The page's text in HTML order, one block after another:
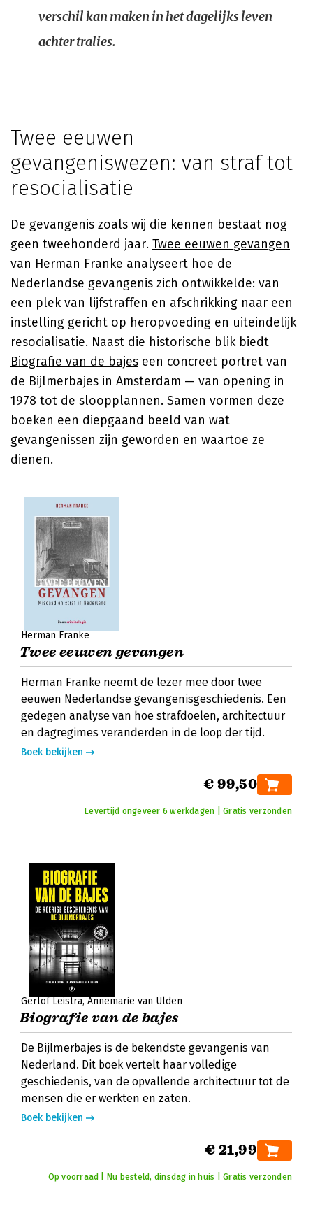
verschil kan maken in het dagelijks leven
achter tralies.
Twee eeuwen
gevangeniswezen: van straf tot
resocialisatie
De gevangenis zoals wij die kennen bestaat nog
geen tweehonderd jaar. Twee eeuwen gevangen
van Herman Franke analyseert hoe de
Nederlandse gevangenis zich ontwikkelde: van
een plek van lijfstraffen en afschrikking naar een
instelling gericht op heropvoeding en uiteindelijk
resocialisatie. Naast die historische blik biedt
Biografie van de bajes een concreet portret van
de Bijlmerbajes in Amsterdam — van opening in
1978 tot de sloopplannen. Samen vormen deze
boeken een diepgaand beeld van wat
gevangenissen zijn geworden en waartoe ze
dienen.
Herman Franke
Twee eeuwen gevangen
Herman Franke neemt de lezer mee door twee
eeuwen Nederlandse gevangenisgeschiedenis. Een
gedegen analyse van hoe strafdoelen, architectuur
en dagregimes veranderden in de loop der tijd.
Boek bekijken
€ 99,50
Levertijd ongeveer 6 werkdagen | Gratis verzonden
Gerlof Leistra Annemarie van Ulden
Biografie van de bajes
De Bijlmerbajes is de bekendste gevangenis van
Nederland. Dit boek vertelt haar volledige
geschiedenis, van de opvallende architectuur tot de
mensen die er werkten en zaten.
Boek bekijken
€ 21,99
Op voorraad | Nu besteld, dinsdag in huis | Gratis verzonden